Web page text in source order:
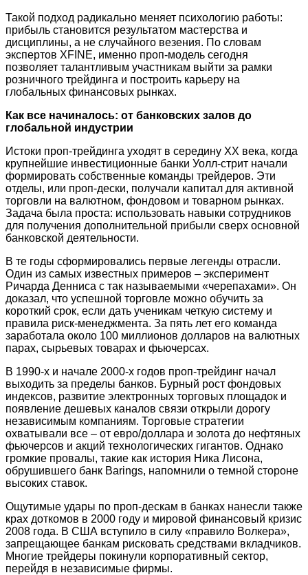
Такой подход радикально меняет психологию работы:
прибыль становится результатом мастерства и
дисциплины, а не случайного везения. По словам
экспертов XFINE, именно проп-модель сегодня
позволяет талантливым участникам выйти за рамки
розничного трейдинга и построить карьеру на
глобальных финансовых рынках.
Как все начиналось: от банковских залов до
глобальной индустрии
Истоки проп-трейдинга уходят в середину XX века, когда
крупнейшие инвестиционные банки Уолл-стрит начали
формировать собственные команды трейдеров. Эти
отделы, или проп-дески, получали капитал для активной
торговли на валютном, фондовом и товарном рынках.
Задача была проста: использовать навыки сотрудников
для получения дополнительной прибыли сверх основной
банковской деятельности.
В те годы сформировались первые легенды отрасли.
Один из самых известных примеров – эксперимент
Ричарда Денниса с так называемыми «черепахами». Он
доказал, что успешной торговле можно обучить за
короткий срок, если дать ученикам четкую систему и
правила риск-менеджмента. За пять лет его команда
заработала около 100 миллионов долларов на валютных
парах, сырьевых товарах и фьючерсах.
В 1990-х и начале 2000-х годов проп-трейдинг начал
выходить за пределы банков. Бурный рост фондовых
индексов, развитие электронных торговых площадок и
появление дешевых каналов связи открыли дорогу
независимым компаниям. Торговые стратегии
охватывали все – от евро/доллара и золота до нефтяных
фьючерсов и акций технологических гигантов. Однако
громкие провалы, такие как история Ника Лисона,
обрушившего банк Barings, напомнили о темной стороне
высоких ставок.
Ощутимые удары по проп-дескам в банках нанесли также
крах доткомов в 2000 году и мировой финансовый кризис
2008 года. В США вступило в силу «правило Волкера»,
запрещающее банкам рисковать средствами вкладчиков.
Многие трейдеры покинули корпоративный сектор,
перейдя в независимые фирмы.